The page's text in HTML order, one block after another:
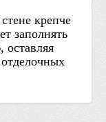
крепче
заполнять
оставляя